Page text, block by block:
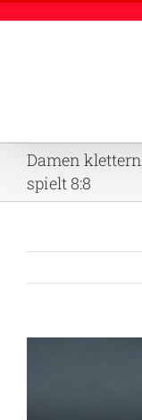
Damen
spielt 8:8